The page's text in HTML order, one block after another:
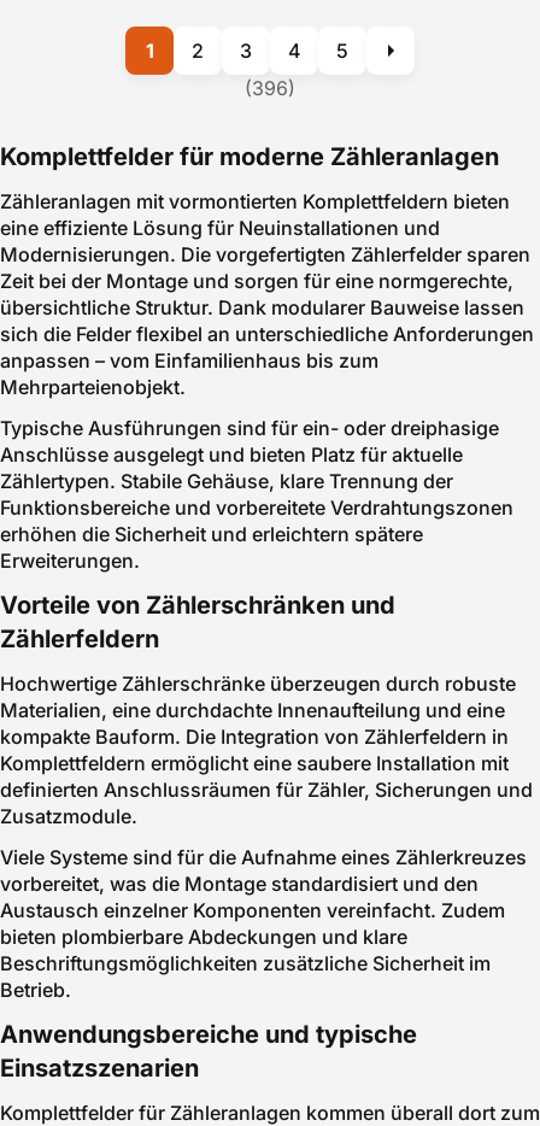
(396)
1 2 3 4 5
Komplettfelder für moderne Zähleranlagen
Zähleranlagen mit vormontierten Komplettfeldern bieten
eine effiziente Lösung für Neuinstallationen und
Modernisierungen. Die vorgefertigten Zählerfelder sparen
Zeit bei der Montage und sorgen für eine normgerechte,
übersichtliche Struktur. Dank modularer Bauweise lassen
sich die Felder flexibel an unterschiedliche Anforderungen
anpassen – vom Einfamilienhaus bis zum
Mehrparteienobjekt.
Typische Ausführungen sind für ein- oder dreiphasige
Anschlüsse ausgelegt und bieten Platz für aktuelle
Zählertypen. Stabile Gehäuse, klare Trennung der
Funktionsbereiche und vorbereitete Verdrahtungszonen
erhöhen die Sicherheit und erleichtern spätere
Erweiterungen.
Vorteile von Zählerschränken und
Zählerfeldern
Hochwertige Zählerschränke überzeugen durch robuste
Materialien, eine durchdachte Innenaufteilung und eine
kompakte Bauform. Die Integration von Zählerfeldern in
Komplettfeldern ermöglicht eine saubere Installation mit
definierten Anschlussräumen für Zähler, Sicherungen und
Zusatzmodule.
Viele Systeme sind für die Aufnahme eines Zählerkreuzes
vorbereitet, was die Montage standardisiert und den
Austausch einzelner Komponenten vereinfacht. Zudem
bieten plombierbare Abdeckungen und klare
Beschriftungsmöglichkeiten zusätzliche Sicherheit im
Betrieb.
Anwendungsbereiche und typische
Einsatzszenarien
Komplettfelder für Zähleranlagen kommen überall dort zum